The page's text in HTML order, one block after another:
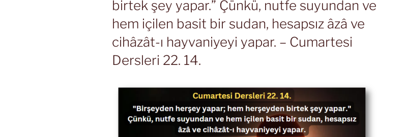
birtek şey yapar.” Çünkü, nutfe suyundan ve
hem içilen basit bir sudan, hesapsız âzâ ve
cihâzât-ı hayvaniyeyi yapar. – Cumartesi
Dersleri 22. 14.